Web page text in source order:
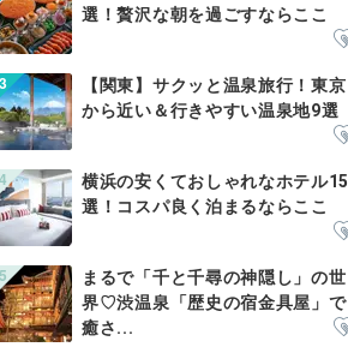
選！贅沢な朝を過ごすならここ
【関東】サクッと温泉旅行！東京
から近い＆行きやすい温泉地9選
横浜の安くておしゃれなホテル15
選！コスパ良く泊まるならここ
まるで「千と千尋の神隠し」の世
界♡渋温泉「歴史の宿金具屋」で
癒さ...